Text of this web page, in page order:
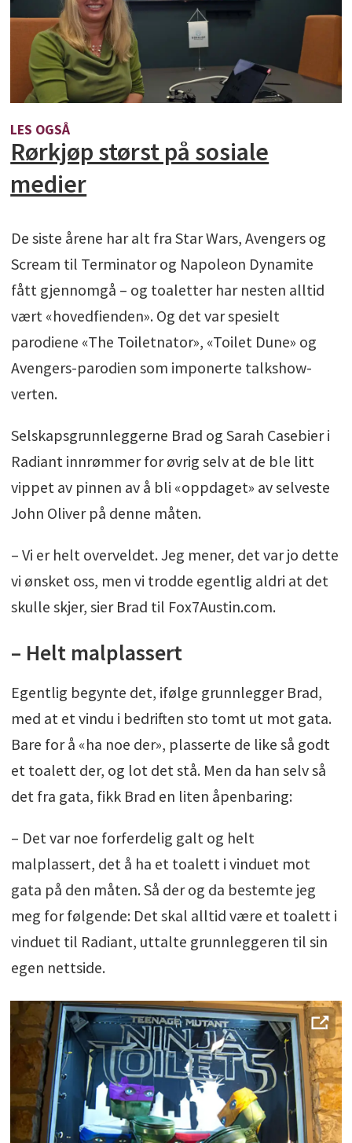
LES OGSÅ
Rørkjøp størst på sosiale
medier
De siste årene har alt fra Star Wars, Avengers og
Scream til Terminator og Napoleon Dynamite
fått gjennomgå – og toaletter har nesten alltid
vært «hovedfienden». Og det var spesielt
parodiene «The Toiletnator», «Toilet Dune» og
Avengers-parodien som imponerte talkshow-
verten.
Selskapsgrunnleggerne Brad og Sarah Casebier i
Radiant innrømmer for øvrig selv at de ble litt
vippet av pinnen av å bli «oppdaget» av selveste
John Oliver på denne måten.
– Vi er helt overveldet. Jeg mener, det var jo dette
vi ønsket oss, men vi trodde egentlig aldri at det
skulle skjer, sier Brad til Fox7Austin.com.
– Helt malplassert
Egentlig begynte det, ifølge grunnlegger Brad,
med at et vindu i bedriften sto tomt ut mot gata.
Bare for å «ha noe der», plasserte de like så godt
et toalett der, og lot det stå. Men da han selv så
det fra gata, fikk Brad en liten åpenbaring:
– Det var noe forferdelig galt og helt
malplassert, det å ha et toalett i vinduet mot
gata på den måten. Så der og da bestemte jeg
meg for følgende: Det skal alltid være et toalett i
vinduet til Radiant, uttalte grunnleggeren til sin
egen nettside.